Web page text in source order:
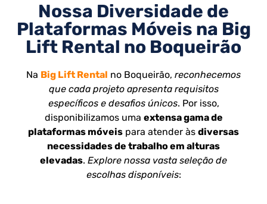
Nossa Diversidade de
Plataformas Móveis na Big
Lift Rental no Boqueirão
Na Big Lift Rental no Boqueirão, reconhecemos
que cada projeto apresenta requisitos
específicos e desafios únicos. Por isso,
disponibilizamos uma extensa gama de
plataformas móveis para atender às diversas
necessidades de trabalho em alturas
elevadas. Explore nossa vasta seleção de
escolhas disponíveis: